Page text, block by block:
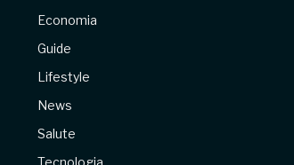
Economia
Guide
Lifestyle
News
Salute
Tecnologia